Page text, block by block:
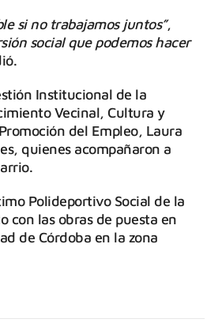
si no trabajamos juntos”,
social que podemos hacer
Institucional de la
Vecinal, Cultura y
del Empleo, Laura
quienes acompañaron a
Polideportivo Social de la
con las obras de puesta en
de Córdoba en la zona